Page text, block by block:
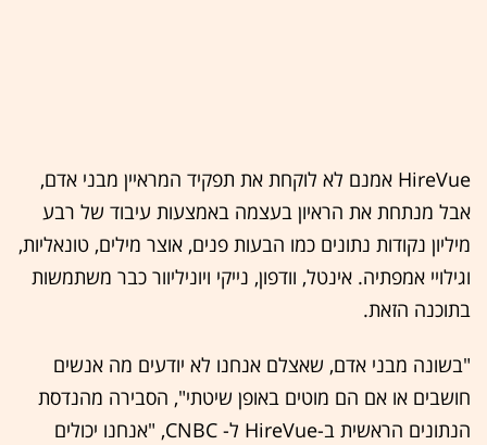
HireVue אמנם לא לוקחת את תפקיד המראיין מבני אדם,
אבל מנתחת את הראיון בעצמה באמצעות עיבוד של רבע
מיליון נקודות נתונים כמו הבעות פנים, אוצר מילים, טונאליות,
וגילויי אמפתיה. אינטל, וודפון, נייקי ויוניליוור כבר משתמשות
בתוכנה הזאת.
"בשונה מבני אדם, שאצלם אנחנו לא יודעים מה אנשים
חושבים או אם הם מוטים באופן שיטתי", הסבירה מהנדסת
הנתונים הראשית ב-HireVue ל- CNBC, "אנחנו יכולים